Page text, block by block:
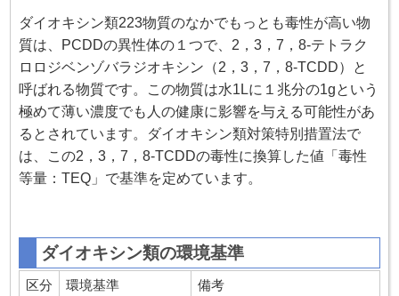
ダイオキシン類223物質のなかでもっとも毒性が高い物
質は、PCDDの異性体の１つで、2，3，7，8-テトラク
ロロジベンゾバラジオキシン（2，3，7，8-TCDD）と
呼ばれる物質です。この物質は水1Lに１兆分の1gという
極めて薄い濃度でも人の健康に影響を与える可能性があ
るとされています。ダイオキシン類対策特別措置法で
は、この2，3，7，8-TCDDの毒性に換算した値「毒性
等量：TEQ」で基準を定めています。
ダイオキシン類の環境基準
区分 環境基準 備考